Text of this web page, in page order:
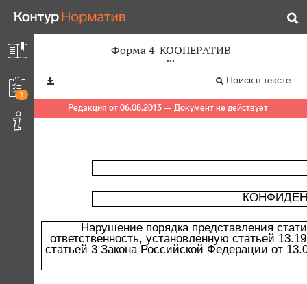
1
Форма 4-КООПЕРАТИВ
Поиск в тексте
Редакция от 06.08.2013 — Документ не действует
Нарушение порядка представления
ответственность, установленную статьей
статьей 3 Закона Российской Федерации от